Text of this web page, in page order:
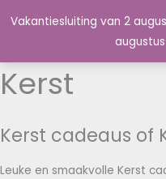
Vakantiesluiting van 2
naar
inhoud
Master's Tea &
Kerst
Kerst cadeaus of
Leuke en smaakvolle Kerst